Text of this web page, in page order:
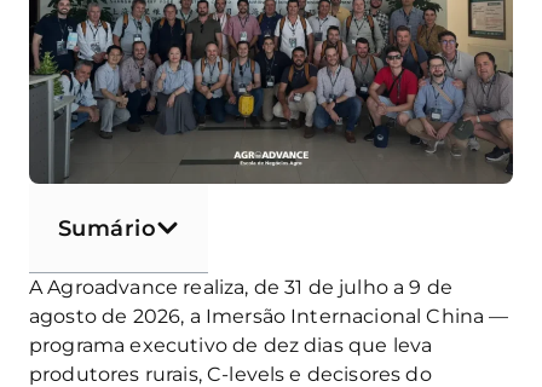
Sumário
A Agroadvance realiza, de 31 de julho a 9 de
agosto de 2026, a Imersão Internacional China —
programa executivo de dez dias que leva
produtores rurais, C-levels e decisores do